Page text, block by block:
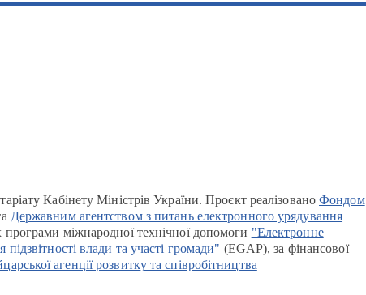
Кабінету Міністрів України. Проєкт реалізованоФондом
Державним агентством з питань електронного урядування
міжнародної технічної допомоги "Електронне
підзвітності влади та участі громади" (EGAP), за фінансової
агенції розвитку та співробітництва